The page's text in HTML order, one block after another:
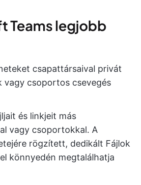
Teams legjobb
csapattársaival privát
vagy csoportos csevegés
és linkjeit más
vagy csoportokkal. A
rögzített, dedikált Fájlok
könnyedén megtalálhatja